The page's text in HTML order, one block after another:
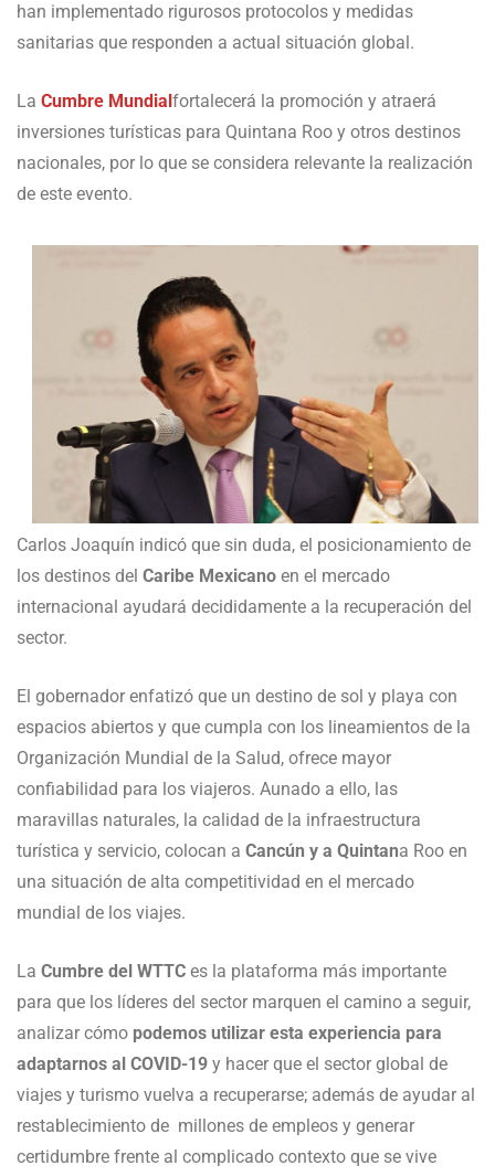
han implementado rigurosos protocolos y medidas
sanitarias que responden a actual situación global.
La Cumbre Mundial fortalecerá la promoción y atraerá
inversiones turísticas para Quintana Roo y otros destinos
nacionales, por lo que se considera relevante la realización
de este evento.
Carlos Joaquín indicó que sin duda, el posicionamiento de
los destinos del Caribe Mexicano en el mercado
internacional ayudará decididamente a la recuperación del
sector.
El gobernador enfatizó que un destino de sol y playa con
espacios abiertos y que cumpla con los lineamientos de la
Organización Mundial de la Salud, ofrece mayor
confiabilidad para los viajeros. Aunado a ello, las
maravillas naturales, la calidad de la infraestructura
turística y servicio, colocan a Cancún y a Quintana Roo en
una situación de alta competitividad en el mercado
mundial de los viajes.
La Cumbre del WTTC es la plataforma más importante
para que los líderes del sector marquen el camino a seguir,
analizar cómo podemos utilizar esta experiencia para
adaptarnos al COVID-19 y hacer que el sector global de
viajes y turismo vuelva a recuperarse; además de ayudar al
restablecimiento de millones de empleos y generar
certidumbre frente al complicado contexto que se vive